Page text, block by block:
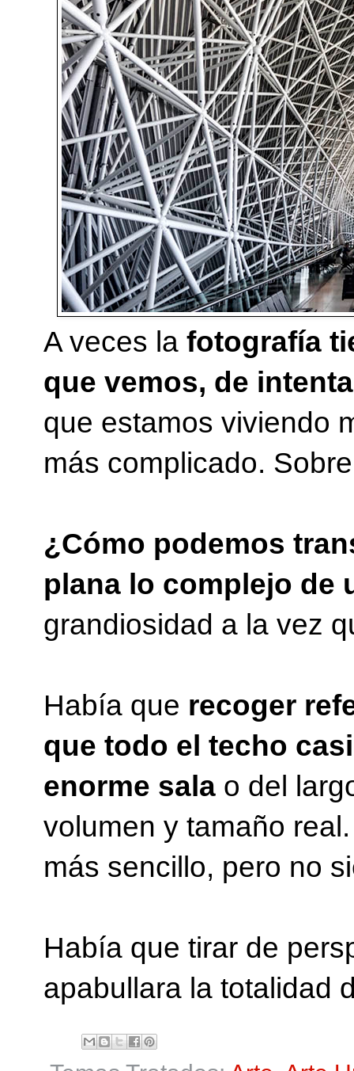
A veces la fotografía
que vemos, de
que estamos viviendo
más complicado.
¿Cómo podemos
plana lo complejo de
grandiosidad a la vez
Había que recoger
que todo el techo
enorme sala o del
volumen y tamaño
más sencillo, pero no
Había que tirar de
apabullara la totalidad